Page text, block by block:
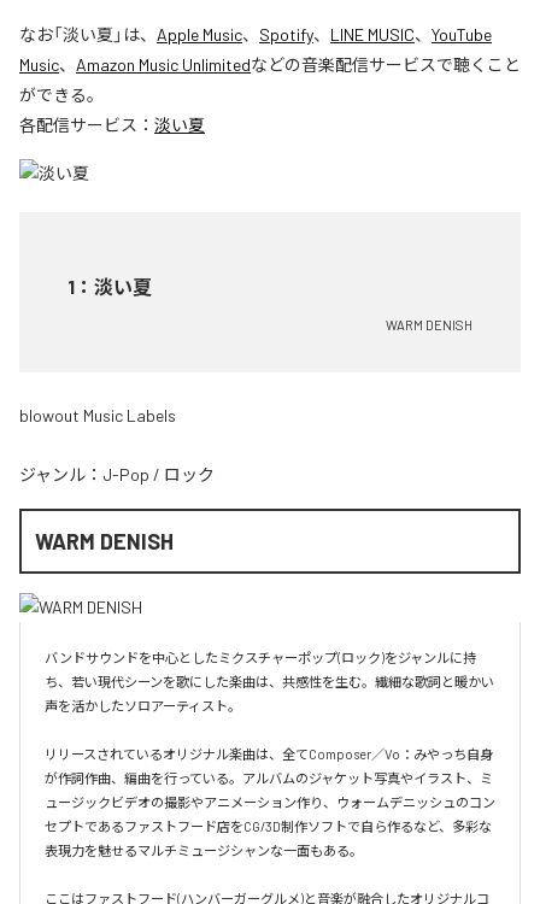
なお「淡い夏 」は、 Apple Music、 Spotify、 LINE MUSIC、 YouTube
Music、 Amazon Music Unlimitedなどの音楽配信サービスで聴くこと
ができる。
各配信サービス： 淡い夏
1 ： 淡い夏
WARM DENISH
blowout Music Labels
ジャンル： J-Pop / ロック
WARM DENISH
バンドサウンドを中心としたミクスチャーポップ(ロック)をジャンルに持
ち、若い現代シーンを歌にした楽曲は、共感性を生む。繊細な歌詞と暖かい
声を活かしたソロアーティスト。
リリースされているオリジナル楽曲は、全てComposer／Vo：みやっち自身
が作詞作曲、編曲を行っている。アルバムのジャケット写真やイラスト、ミ
ュージックビデオの撮影やアニメーション作り、ウォームデニッシュのコン
セプトであるファストフード店をCG/3D制作ソフトで自ら作るなど、多彩な
表現力を魅せるマルチミュージシャンな一面もある。
ここはファストフード(ハンバーガーグルメ)と音楽が融合したオリジナルコ